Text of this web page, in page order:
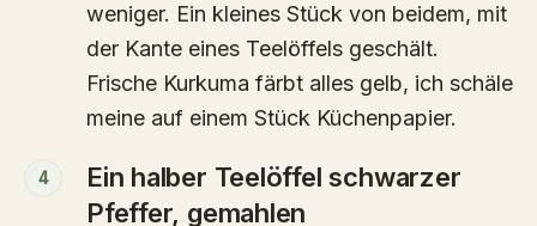
weniger. Ein kleines Stück von beidem, mit
der Kante eines Teelöffels geschält.
Frische Kurkuma färbt alles gelb, ich schäle
meine auf einem Stück Küchenpapier.
4
Ein halber Teelöffel schwarzer
Pfeffer, gemahlen